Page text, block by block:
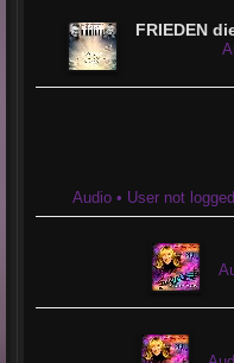
FRIEDEN
Audio • User not